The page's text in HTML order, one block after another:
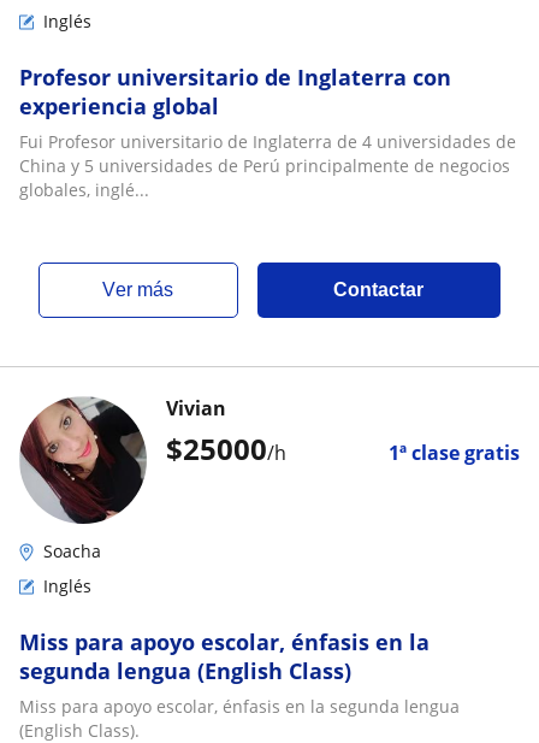
Inglés
Profesor universitario de Inglaterra con
experiencia global
Fui Profesor universitario de Inglaterra de 4 universidades de
China y 5 universidades de Perú principalmente de negocios
globales, inglé...
ver más Contactar
$25000/h 1ª clase gratis
Vivian
Soacha
Inglés
Miss para apoyo escolar, énfasis en la
segunda lengua (English Class)
Miss para apoyo escolar, énfasis en la segunda lengua
(English Class).